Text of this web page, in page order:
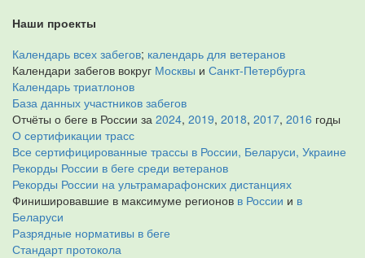
Наши проекты
Календарь всех забегов; календарь для ветеранов
Календари забегов вокруг Москвы и Санкт-Петербурга
Календарь триатлонов
База данных участников забегов
Отчёты о беге в России за 2024, 2019, 2018, 2017, 2016 годы
О сертификации трасс
Все сертифицированные трассы в России, Беларуси, Украине
Рекорды России в беге среди ветеранов
Рекорды России на ультрамарафонских дистанциях
Финишировавшие в максимуме регионов в России и в
Беларуси
Разрядные нормативы в беге
Стандарт протокола